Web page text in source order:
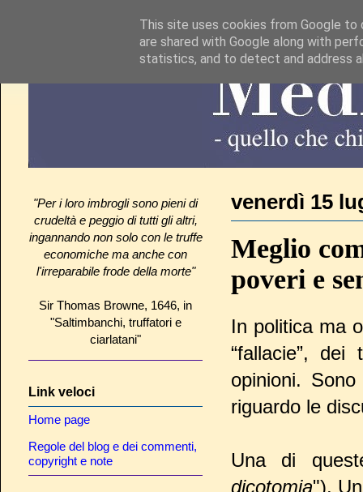
venerdì 15
Meglio
poveri e
In politica ma
“fallacie”,
opinioni.
riguardo le
Una di
dicotomia").
"Per i loro imbrogli sono pieni di
crudeltà e peggio di tutti gli altri,
ingannando non solo con le truffe
economiche ma anche con
l'irreparabile frode della morte"
Sir Thomas Browne, 1646, in
"Saltimbanchi, truffatori e
ciarlatani"
Link veloci
Home page
Regole del blog e dei commenti,
copyright e note
This site uses cookies from Google to
are shared with Google along with
statistics, and to detect and address